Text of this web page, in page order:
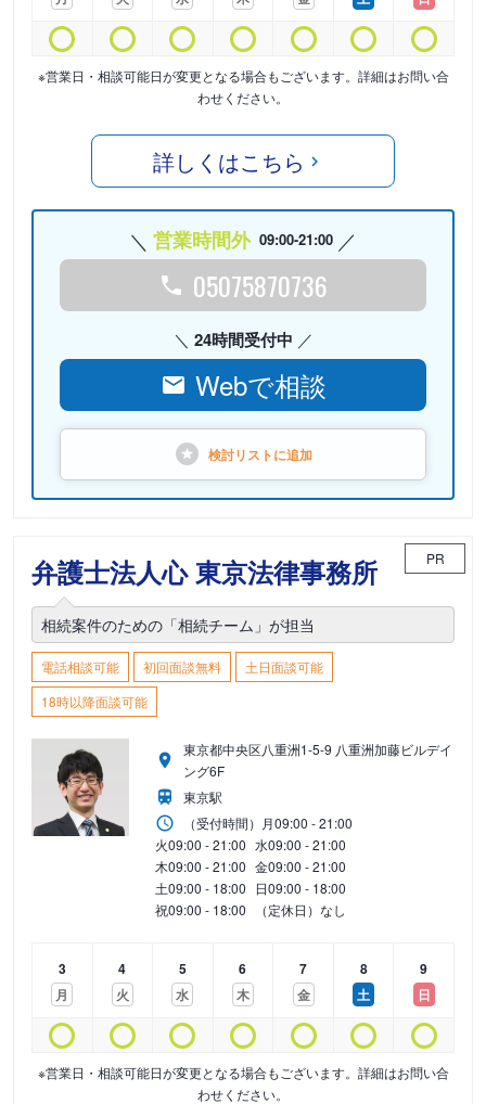
※営業日・相談可能日が変更となる場合もございます。詳細はお問い合
わせください。
詳しくはこちら
営業時間外 09:00-21:00
05075870736
24時間受付中
Webで相談
検討リストに追加
弁護士法人心 東京法律事務所 PR
相続案件のための「相続チーム」が担当
電話相談可能 初回面談無料
土日面談可能
18時以降面談可能
東京都中央区八重洲1-5-9 八重洲加藤ビルデイ
ング6F
東京駅
（受付時間） 月09:00 - 21:00
火09:00 - 21:00 水09:00 - 21:00
木09:00 - 21:00 金09:00 - 21:00
土09:00 - 18:00 日09:00 - 18:00
祝09:00 - 18:00 （定休日）なし
3
月
4
火
5
水
6
木
7
金
8
土
9
日
※営業日・相談可能日が変更となる場合もございます。詳細はお問い合
わせください。